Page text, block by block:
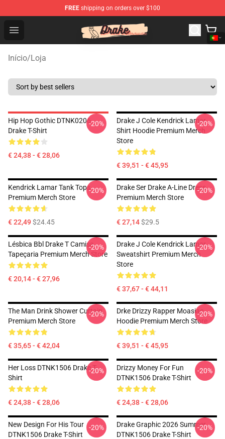
FREE shipping on orders over $100
Open menu
Drake Shop - Official Drake Merchandise Store
Início/Loja
Hip Hop Gothic DTNK0206
Drake T-Shirt
€ 24,38 - € 28,06
-20%
Drake J Cole Kendrick Lamar
Shirt Hoodie Premium Merch
Store
€ 39,51 - € 45,95
-20%
Kendrick Lamar Tank Tops
Premium Merch Store
€ 22,49$24.45
-20%
Drake Ser Drake A-Line Dress
Premium Merch Store
€ 27,14$29.5
-20%
Lésbica Bbl Drake T Camisa
Tapeçaria Premium Merch Store
€ 20,14 - € 27,96
-20%
Drake J Cole Kendrick Lamar
Sweatshirt Premium Merch
Store
€ 37,67 - € 44,11
-20%
The Man Drink Shower Curtain
Premium Merch Store
€ 35,65 - € 42,04
-20%
Drke Drizzy Rapper Moasiac
Hoodie Premium Merch Store
€ 39,51 - € 45,95
-20%
Her Loss DTNK1506 Drake T-
Shirt
€ 24,38 - € 28,06
-20%
Drizzy Money For Fun
DTNK1506 Drake T-Shirt
€ 24,38 - € 28,06
-20%
New Design For His Tour
DTNK1506 Drake T-Shirt
-20%
Drake Graphic 2026 Summer
DTNK1506 Drake T-Shirt
-20%